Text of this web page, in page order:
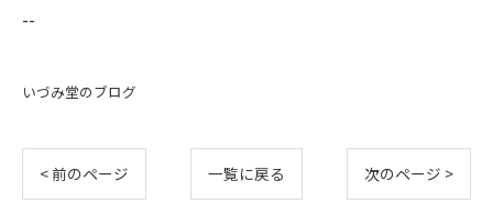
--
いづみ堂のブログ
< 前のページ 一覧に戻る 次のページ >